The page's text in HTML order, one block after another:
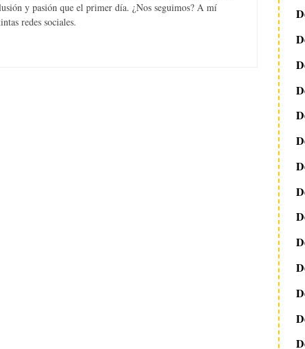
y pasión que el primer día. ¿Nos seguimos? A mí
redes sociales.